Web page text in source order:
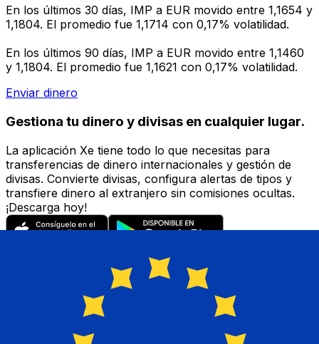
En los últimos 30 días, IMP a EUR movido entre 1,1654 y
1,1804. El promedio fue 1,1714 con 0,17% volatilidad.
En los últimos 90 días, IMP a EUR movido entre 1,1460
y 1,1804. El promedio fue 1,1621 con 0,17% volatilidad.
Enviar dinero
Gestiona tu dinero y divisas en cualquier lugar.
La aplicación Xe tiene todo lo que necesitas para
transferencias de dinero internacionales y gestión de
divisas. Convierte divisas, configura alertas de tipos y
transfiere dinero al extranjero sin comisiones ocultas.
¡Descarga hoy!